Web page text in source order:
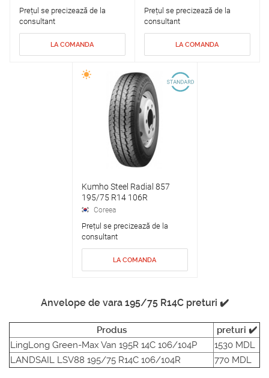
Prețul se precizează de la
consultant
LA COMANDA
Prețul se precizează de la
consultant
LA COMANDA
Kumho Steel Radial 857
195/75 R14 106R
Coreea
Prețul se precizează de la
consultant
LA COMANDA
Anvelope de vara 195/75 R14C preturi ✔️
Produs
preturi ✔️
LingLong Green-Max Van 195R 14C 106/104P
1530 MDL
LANDSAIL LSV88 195/75 R14C 106/104R
770 MDL